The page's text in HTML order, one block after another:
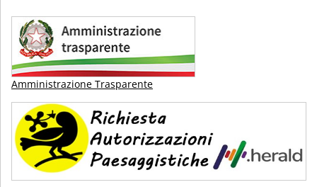
Amministrazione Trasparente